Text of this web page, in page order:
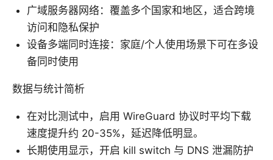
广域服务器网络：覆盖多个国家和地区，适合跨境
访问和隐私保护
设备多端同时连接：家庭/个人使用场景下可在多设
备同时使用
数据与统计简析
在对比测试中，启用 WireGuard 协议时平均下载
速度提升约 20-35%，延迟降低明显。
长期使用显示，开启 kill switch 与 DNS 泄漏防护